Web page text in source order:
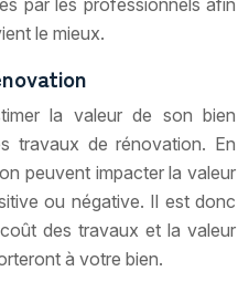
le mieux.
la valeur de son bien
travaux de rénovation. En
peuvent impacter la valeur
ou négative. Il est donc
des travaux et la valeur
à votre bien.